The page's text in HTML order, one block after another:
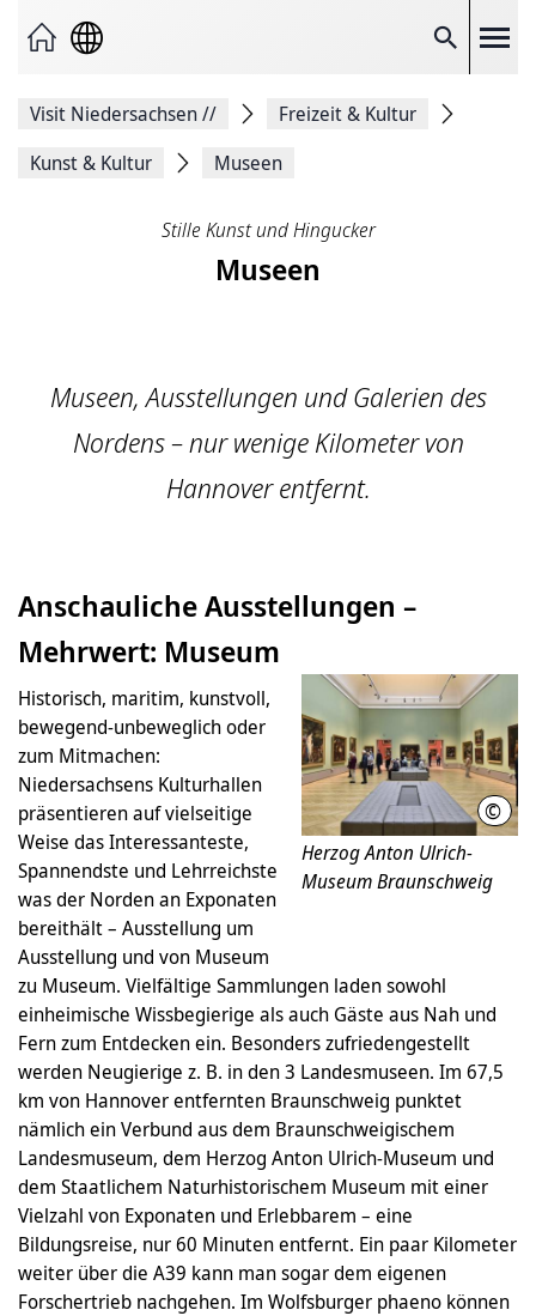
Suche
Facebook
Visit Niedersachsen//
Freizeit & Kultur
Kunst & Kultur
Museen
Stille Kunst und Hingucker
Museen
Museen, Ausstellungen und Galerien des
Nordens – nur wenige Kilometer von
Hannover entfernt.
Anschauliche Ausstellungen –
Mehrwert: Museum
©
Herzog Anton Ulrich-
Museum Braunschweig
Historisch, maritim, kunstvoll,
bewegend-unbeweglich oder
zum Mitmachen:
Niedersachsens Kulturhallen
präsentieren auf vielseitige
Weise das Interessanteste,
Spannendste und Lehrreichste
was der Norden an Exponaten
bereithält – Ausstellung um
Ausstellung und von Museum
zu Museum. Vielfältige Sammlungen laden sowohl
einheimische Wissbegierige als auch Gäste aus Nah und
Fern zum Entdecken ein. Besonders zufriedengestellt
werden Neugierige z. B. in den 3 Landesmuseen. Im 67,5
km von Hannover entfernten Braunschweig punktet
nämlich ein Verbund aus dem Braunschweigischem
Landesmuseum, dem Herzog Anton Ulrich-Museum und
dem Staatlichem Naturhistorischem Museum mit einer
Vielzahl von Exponaten und Erlebbarem – eine
Bildungsreise, nur 60 Minuten entfernt. Ein paar Kilometer
weiter über die A39 kann man sogar dem eigenen
Forschertrieb nachgehen. Im Wolfsburger phaeno können